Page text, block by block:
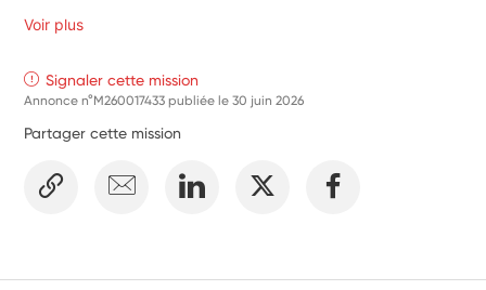
Voir plus
Signaler cette mission
Annonce n°M260017433 publiée le30 juin 2026
Partager cette mission